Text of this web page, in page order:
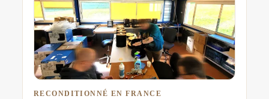
RECONDITIONNÉ EN FRANCE